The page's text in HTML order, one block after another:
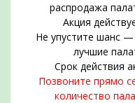
распродажа
Акция
Не упустите шанс —
лучшие
Срок действия
Позвоните прямо
количество